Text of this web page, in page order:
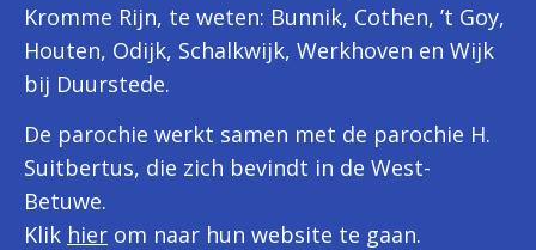
Kromme Rijn, te weten: Bunnik, Cothen, ’t Goy,
Houten, Odijk, Schalkwijk, Werkhoven en Wijk
bij Duurstede.
De parochie werkt samen met de parochie H.
Suitbertus, die zich bevindt in de West-
Betuwe.
Klik hier om naar hun website te gaan.